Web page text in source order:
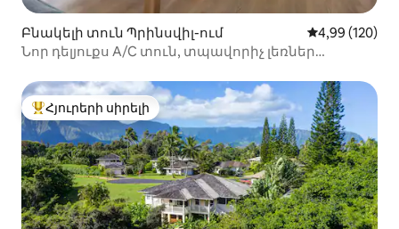
Բնակելի տուն Պրինսվիլ-ում Միջին
4,99 (120)
Նոր դելյուքս A/C տուն, տպավորիչ լեռներ
Հյուրերի սիրելի լավագույն տները
Հյուրերի սիրելի